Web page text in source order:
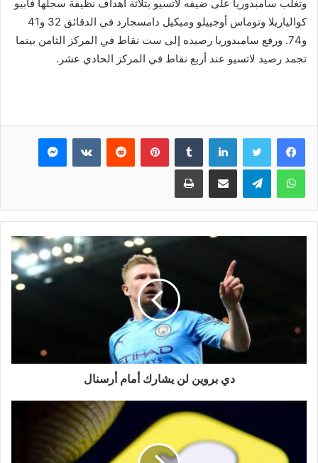
وتغلب سامبدوريا على ضيفه لاتسيو بثلاثة أهداف نظيفة سجلها فابيو
كوالياريلا وتوماس أوجييلو وميكيل دامسجارد في الدقائق 32 و41
و74. ورفع سامبدوريا رصيده إلى ست نقاط في المركز الثامن بينما
تجمد رصيد لاتسيو عند أربع نقاط في المركز الحادي عشر.
فيسبوك تويتر لينكدإن بينتيريست ماسنجر
واتساب تيلقرام مشاركة عبر البريد طباعة
دي بروين لن يشارك أمام أرسنال